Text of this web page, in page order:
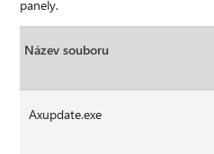
panely.
Název souboru
Axupdate.exe